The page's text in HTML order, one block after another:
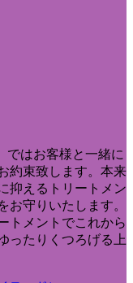
ではお客様と一緒に
約束致します。本来
抑えるトリートメン
お守りいたします。
トメントでこれから
ったりくつろげる上